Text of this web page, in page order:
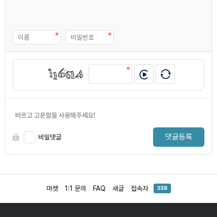
바르고 고운말을 사용해주세요!
비밀댓글 댓글등록
마켓 1:1 문의 FAQ 새글 접속자 338